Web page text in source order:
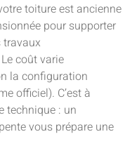
toiture est ancienne
pour supporter
coût varie
la configuration
officiel). C’est à
technique : un
vous prépare une